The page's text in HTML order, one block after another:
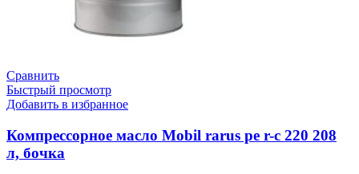
Сравнить
Быстрый просмотр
Добавить в избранное
Компрессорное масло Mobil rarus pe r-c 220 208
л, бочка